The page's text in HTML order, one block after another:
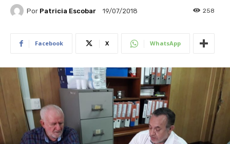
Por Patricia Escobar 19/07/2018 258
Facebook X WhatsApp